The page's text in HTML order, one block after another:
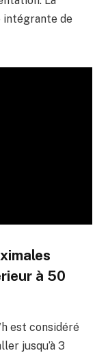
intégrante de
à 50
est considéré
jusqu’à 3